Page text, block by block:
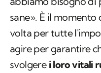
sane». È il
volta per tutte
agire per garantire
svolgere i loro vitali